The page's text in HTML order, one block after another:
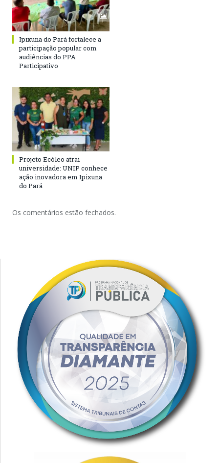
Ipixuna do Pará fortalece a
participação popular com
audiências do PPA
Participativo
Projeto Ecóleo atrai
universidade: UNIP conhece
ação inovadora em Ipixuna
do Pará
Os comentários estão fechados.